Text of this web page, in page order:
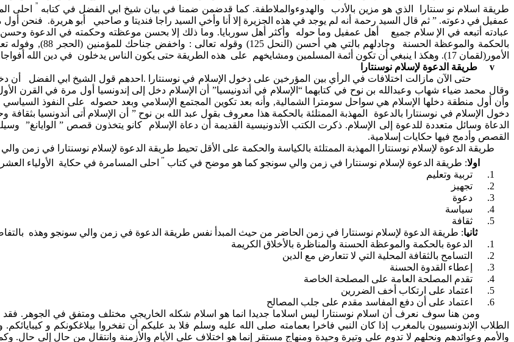
طريقة اسلام نو سنتارا الذي هو مزين بالأدب والهدوءوالملاطفة. كما قدضمن ضمنا في بيان شيخ ابي الفضل في كتابه ”
عمفيل في دعوته. ” ثم قال السيد رحمة أنه لم يوجد في هذه الجزيرة إلا أنا وأخي السيد راجا فنديتا و صاحبي أبو هريرة. فنحن
عبادته أتبعه في الإ سلام جميع أهل عمفيل وما حوله وأكثر أهل سوربايا. وما ذلك إلا بحسن موعظته وحكمته في الدعوة وحسن
بالحكمة والموعظة
الأمور(لقمان 17). وهكذ ا ينبغي أن تكون أئمة المسلمين ومشايخهم على هذه الطريقة حتى يكون الناس يدخلون في دين الله أفواجا.
v
طريقة الدعوة لإسلام نوسنتارا
حتى الآن مازالت اختلافات في الرأي بين المؤرخين على دخول الإسلام في نوسنتارا .احدهم قول الشيخ ابي الفضل أن
وقال محمد ضياء شهاب وعبدالله بن نوح في كتابهما “الإسلام في أندونيسيا” أن الإسلام دخل إلى إندونسيا أول مرة في القرن
وأن أول منطقة دخلها الإسلام هي سواحل سومترا الشمالية, وأنه بعد تكوين المجتمع الإسلامي وبعد حصوله على النفوذ
دخول الإسلام في نوسنتارا بالدعوة المهذبة الممتلئة بالحكمة هذا معروف بقول عبد الله بن نوح ” أن الإسلام أتى أندونسيا
الدعاة وسائل متعددة للدعوة إلى الإسلام. ذكرت الكتب الأندونيسية القديمة أن دعاة الإسلام كانو يتخذون قصص ”
القصص وأدمج فيها حكايات إسلامية.
طريقة الدعوة لإسلام نوسنتارا المهذبة الممتلئة بالكياسة والحكمة على الأقل تحيط طريقة الدعوة لإسلام نوسنتارا في زمن
اولا: طريقة الدعوة لإسلام نوسنتارا في زمن والي سونجو كما هو موضح في كتاب ” احلى المسامرة في حكاية الأولياء
1.
تربية وتعليم
2.
تجهيز
3.
دعوة
4.
سياسة
5.
ثقافة
ثانيا: طريقة الدعوة لإسلام نوسنتارا في زمن الحاضر من حيث المبدأ نفس طريقة الدعوة في زمن والي سونجو وهذه
1.
الدعوة بالحكمة والموعظة الحسنة والمناظرة بالأخلاق الكريمة
2.
التسامح بالثقافة المحلية التي لا تتعارض مع الدين
3.
إعطاء القدوة الحسنة
4.
تقدم المصلحة العامة على المصلحة الخاصة
5.
اعتماد على ارتكاب أخف الضررين
6.
اعتماد على أن دفع المفاسد مقدم على جلب المصالح
ومن هنا سوف نعرف أن اسلام نوسنتارا ليس اسلاما جديدا انما هو اسلام شكله الخاريجي مختلف ومتفق في الجوهر. فقد
الطلاب الإندونسييون بالمغرب إذا كان النبي فاخرا بعمامته صلى الله عليه وسلم فلا بد عليكم أن تفخروا بيلاغكونكم و
والأمم وعوائدهم ونحلهم لا تدوم على وتيرة وحيدة ومنهاج مستقر إنما هو اختلاف على الأيام والأزمنة وانتقال من حال إلى حال.